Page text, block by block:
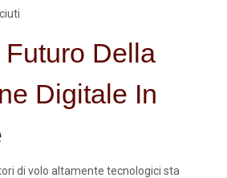
Futuro Della
Digitale In
di volo altamente tecnologici sta